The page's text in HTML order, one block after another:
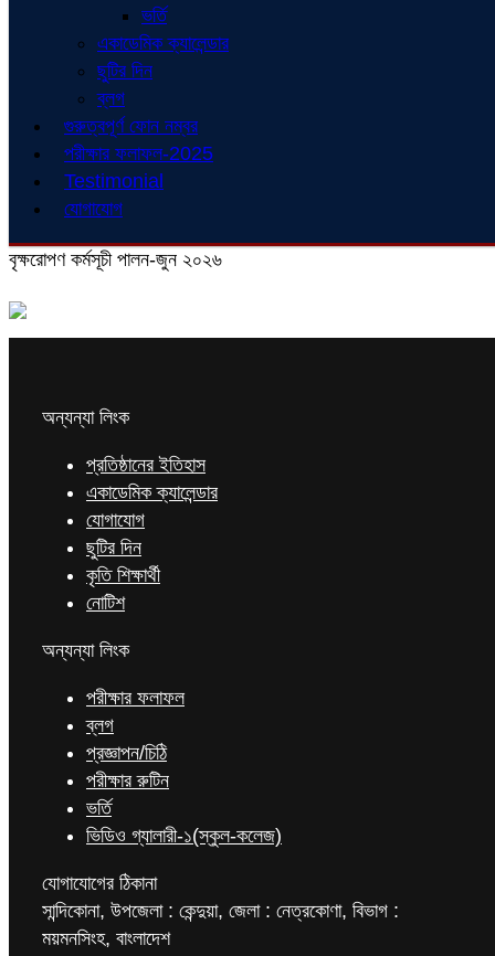
ভর্তি
একাডেমিক ক্যালেন্ডার
ছুটির দিন
ব্লগ
গুরুত্বপূর্ণ ফোন নম্বর
পরীক্ষার ফলাফল-2025
Testimonial
যোগাযোগ
বৃক্ষরোপণ কর্মসূচী পালন-জুন ২০২৬
অন্যন্যা লিংক
প্রতিষ্ঠানের ইতিহাস
একাডেমিক ক্যালেন্ডার
যোগাযোগ
ছুটির দিন
কৃতি শিক্ষার্থী
নোটিশ
অন্যন্যা লিংক
পরীক্ষার ফলাফল
ব্লগ
প্রজ্ঞাপন/চিঠি
পরীক্ষার রুটিন
ভর্তি
ভিডিও গ্যালারী-১(স্কুল-কলেজ)
যোগাযোগের ঠিকানা
সান্দিকোনা, উপজেলা : কেন্দুয়া, জেলা : নেত্রকোণা, বিভাগ :
ময়মনসিংহ, বাংলাদেশ